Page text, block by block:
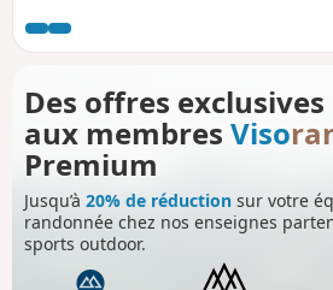
préservés, où l’on trouve des espèces
protégées, tel que le saumon. Au
Cour des Métiers d'Art et ses artisans,
les espaces d'art contemporain, les
jardins aménagés de cette ville
labellisée Petite Cité de Caractère.
Des offres
aux membres Viso
Premium
Jusqu’à 20% de réduction sur votre
randonnée chez nos enseignes
sports outdoor.